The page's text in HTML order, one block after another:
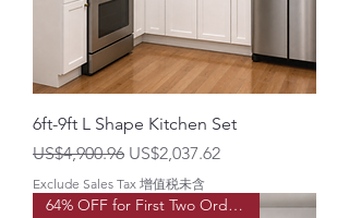
6ft-9ft L Shape Kitchen Set
一般價格
US$4,900.96 促銷價格
US$2,037.62
Exclude Sales Tax 增值税未含
64% OFF for First Two Order!